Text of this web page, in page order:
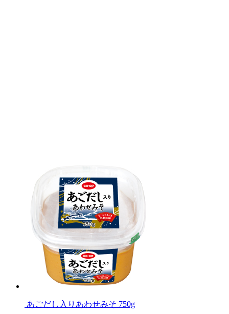
あごだし入りあわせみそ 750g